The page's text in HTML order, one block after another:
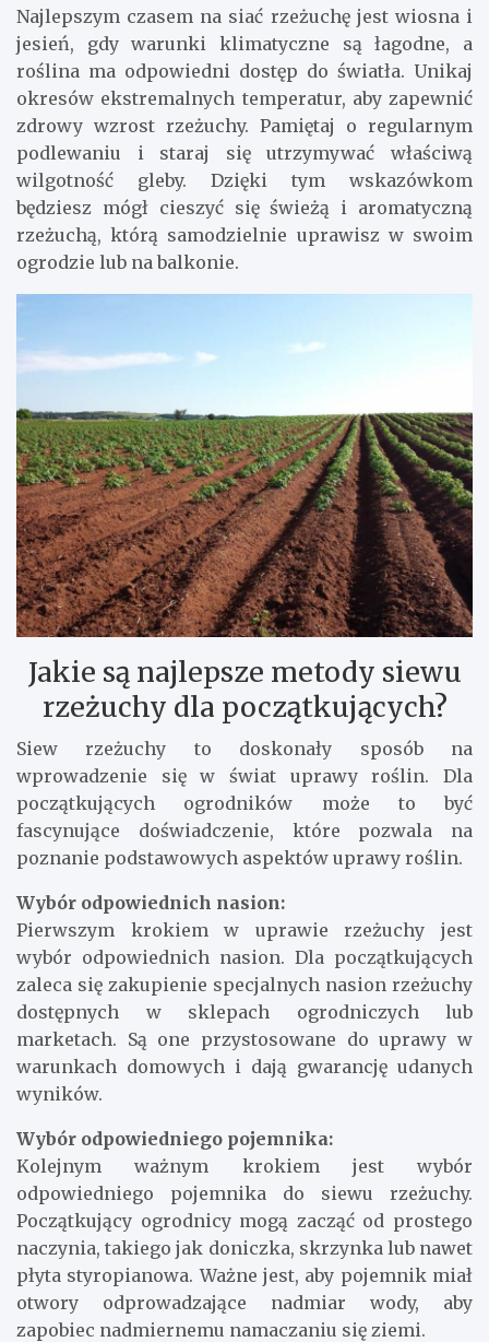
Najlepszym czasem na siać rzeżuchę jest wiosna i
jesień, gdy warunki klimatyczne są łagodne, a
roślina ma odpowiedni dostęp do światła. Unikaj
okresów ekstremalnych temperatur, aby zapewnić
zdrowy wzrost rzeżuchy. Pamiętaj o regularnym
podlewaniu i staraj się utrzymywać właściwą
wilgotność gleby. Dzięki tym wskazówkom
będziesz mógł cieszyć się świeżą i aromatyczną
rzeżuchą, którą samodzielnie uprawisz w swoim
ogrodzie lub na balkonie.
Jakie są najlepsze metody siewu
rzeżuchy dla początkujących?
Siew rzeżuchy to doskonały sposób na
wprowadzenie się w świat uprawy roślin. Dla
początkujących ogrodników może to być
fascynujące doświadczenie, które pozwala na
poznanie podstawowych aspektów uprawy roślin.
Wybór odpowiednich nasion:
Pierwszym krokiem w uprawie rzeżuchy jest
wybór odpowiednich nasion. Dla początkujących
zaleca się zakupienie specjalnych nasion rzeżuchy
dostępnych w sklepach ogrodniczych lub
marketach. Są one przystosowane do uprawy w
warunkach domowych i dają gwarancję udanych
wyników.
Wybór odpowiedniego pojemnika:
Kolejnym ważnym krokiem jest wybór
odpowiedniego pojemnika do siewu rzeżuchy.
Początkujący ogrodnicy mogą zacząć od prostego
naczynia, takiego jak doniczka, skrzynka lub nawet
płyta styropianowa. Ważne jest, aby pojemnik miał
otwory odprowadzające nadmiar wody, aby
zapobiec nadmiernemu namaczaniu się ziemi.